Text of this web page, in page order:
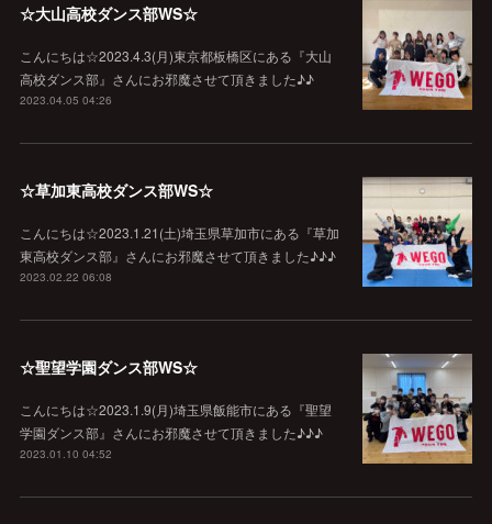
☆大山高校ダンス部WS☆
こんにちは☆2023.4.3(月)東京都板橋区にある『大山
高校ダンス部』さんにお邪魔させて頂きました♪♪
2023.04.05 04:26
☆草加東高校ダンス部WS☆
こんにちは☆2023.1.21(土)埼玉県草加市にある『草加
東高校ダンス部』さんにお邪魔させて頂きました♪♪♪
2023.02.22 06:08
☆聖望学園ダンス部WS☆
こんにちは☆2023.1.9(月)埼玉県飯能市にある『聖望
学園ダンス部』さんにお邪魔させて頂きました♪♪♪
2023.01.10 04:52